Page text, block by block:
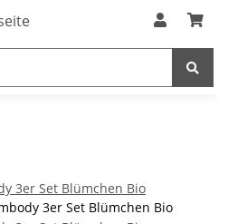
3er Set Blümchen Bio